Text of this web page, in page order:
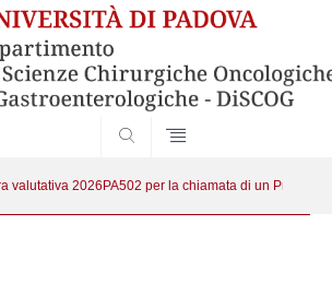
valutativa 2026PA502 per la chiamata di un